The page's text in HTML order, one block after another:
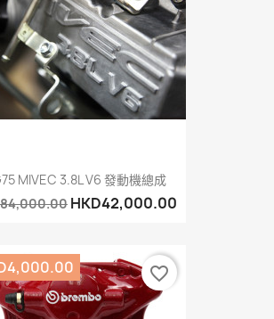
MIVEC 3.8L V6 發動機總成
HKD42,000.00
favorite_border